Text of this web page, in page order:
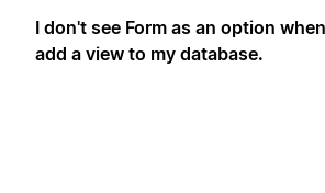
I don't see Form as an option
add a view to my database.